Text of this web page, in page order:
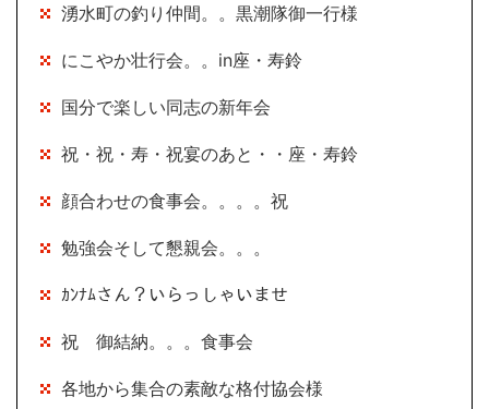
湧水町の釣り仲間。。黒潮隊御一行様
にこやか壮行会。。in座・寿鈴
国分で楽しい同志の新年会
祝・祝・寿・祝宴のあと・・座・寿鈴
顔合わせの食事会。。。。祝
勉強会そして懇親会。。。
ｶﾝﾅﾑさん？いらっしゃいませ
祝 御結納。。。食事会
各地から集合の素敵な格付協会様